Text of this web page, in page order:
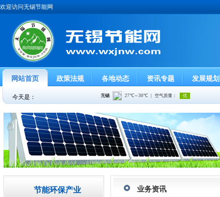
欢迎访问无锡节能网
网站首页 政策法规 各地动态 资讯专题 发展规划
今天是：
节能环保产业 业务资讯